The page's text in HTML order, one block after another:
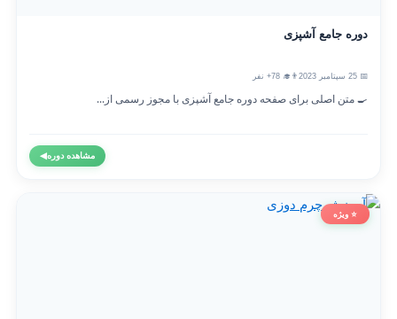
دوره جامع آشپزی
👨‍🎓 78+ نفر
🍳 متن اصلی برای صفحه دوره جامع آشپزی با مجوز رسمی از...
مشاهده دوره◀
⭐ ویژه